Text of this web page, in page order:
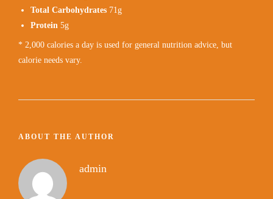
Total Carbohydrates 71g
Protein 5g
* 2,000 calories a day is used for general nutrition advice, but
calorie needs vary.
ABOUT THE AUTHOR
admin